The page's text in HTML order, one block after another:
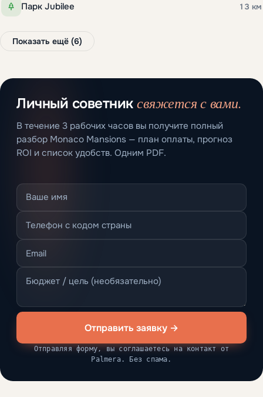
Парк Jubilee 13 км
Показать ещё (6)
Личный советниксвяжется с вами.
В течение 3 рабочих часов вы получите полный
разбор Monaco Mansions — план оплаты, прогноз
ROI и список удобств. Одним PDF.
Отправить заявку →
Отправляя форму, вы соглашаетесь на контакт от
Palmera. Без спама.